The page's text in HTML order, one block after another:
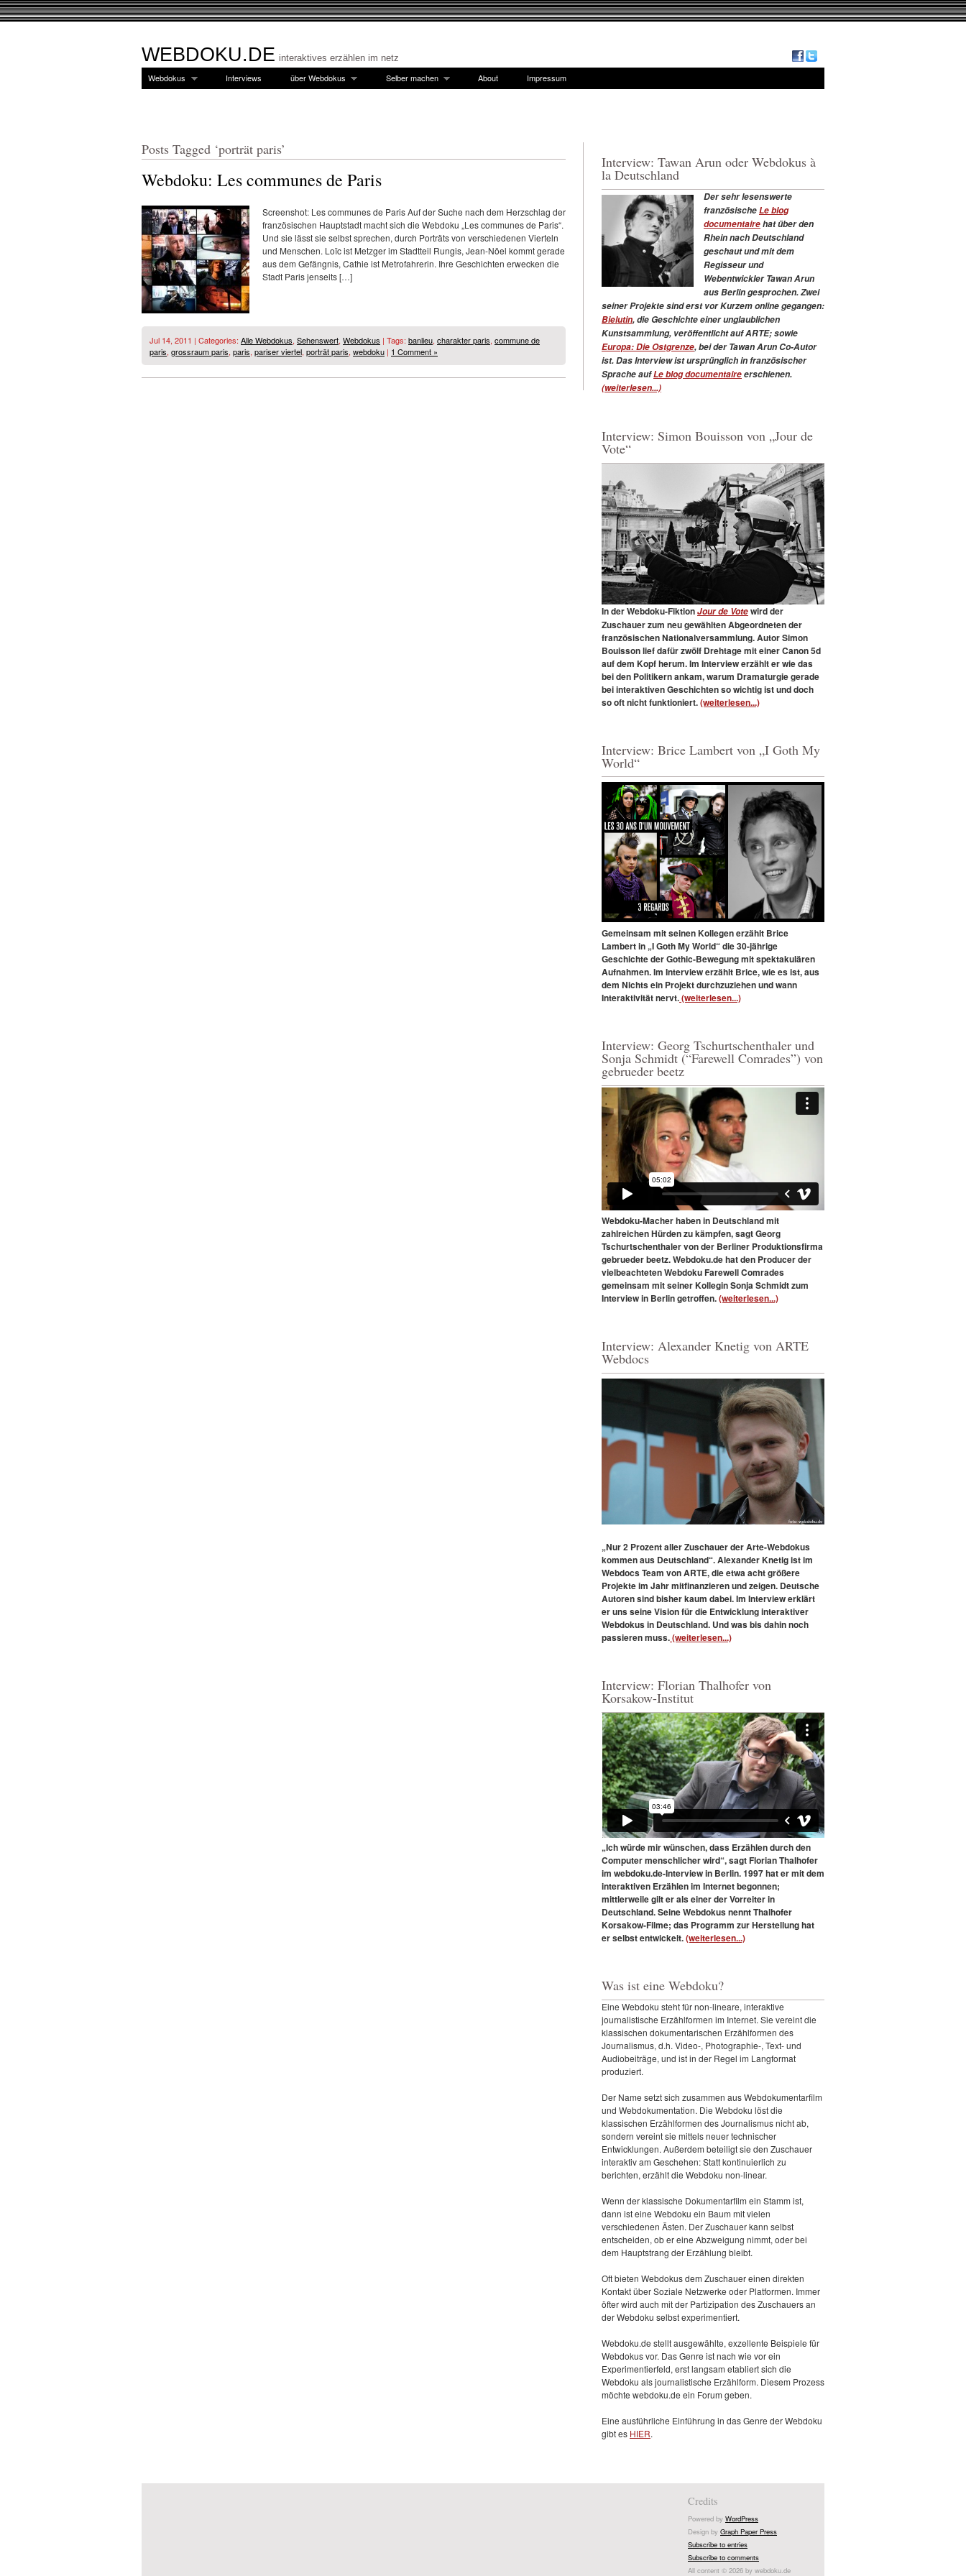
WEBDOKU.DE interaktives erzählen im netz
Webdokus Interviews über Webdokus Selber machen About Impressum
Posts Tagged ‘porträt paris’
Webdoku: Les communes de Paris
Screenshot: Les communes de Paris Auf der Suche nach dem Herzschlag der
französischen Hauptstadt macht sich die Webdoku „Les communes de Paris“.
Und sie lässt sie selbst sprechen, durch Porträts von verschiedenen Vierteln
und Menschen. Loïc ist Metzger im Stadtteil Rungis, Jean-Nöel kommt gerade
aus dem Gefängnis, Cathie ist Metrofahrerin. Ihre Geschichten erwecken die
Stadt Paris jenseits […]
Jul 14, 2011 | Categories: Alle Webdokus, Sehenswert, Webdokus | Tags: banlieu, charakter paris, commune de
paris, grossraum paris, paris, pariser viertel, porträt paris, webdoku | 1 Comment »
Interview: Tawan Arun oder Webdokus à
la Deutschland
Der sehr lesenswerte
französischeLe blog
documentairehat über den
Rhein nach Deutschland
geschaut und mit dem
Regisseur und
Webentwickler Tawan Arun
aus Berlin gesprochen. Zwei
seiner Projekte sind erst vor Kurzem online gegangen:
Bielutin, die Geschichte einer unglaublichen
Kunstsammlung, veröffentlicht auf ARTE; sowie
Europa: Die Ostgrenze, bei der Tawan Arun Co-Autor
ist.Das Interview ist ursprünglich in französischer
Sprache aufLe blog documentaireerschienen.
(weiterlesen...)
Interview: Simon Bouisson von „Jour de
Vote“
In der Webdoku-FiktionJour de Votewird der
Zuschauer zum neu gewählten Abgeordneten der
französischen Nationalversammlung. Autor Simon
Bouisson lief dafür zwölf Drehtage mit einer Canon 5d
auf dem Kopf herum. Im Interview erzählt er wie das
bei den Politikern ankam, warum Dramaturgie gerade
bei interaktiven Geschichten so wichtig ist und doch
so oft nicht funktioniert.(weiterlesen...)
Interview: Brice Lambert von „I Goth My
World“
Gemeinsam mit seinen Kollegen erzählt Brice
Lambert in „I Goth My World“ die 30-jährige
Geschichte der Gothic-Bewegung mit spektakulären
Aufnahmen. Im Interview erzählt Brice, wie es ist, aus
dem Nichts ein Projekt durchzuziehen und wann
Interaktivität nervt.(weiterlesen...)
Interview: Georg Tschurtschenthaler und
Sonja Schmidt (“Farewell Comrades”) von
gebrueder beetz
Webdoku-Macher haben in Deutschland mit
zahlreichen Hürden zu kämpfen, sagt Georg
Tschurtschenthaler von der Berliner Produktionsfirma
gebrueder beetz. Webdoku.de hat den Producer der
vielbeachteten Webdoku Farewell Comrades
gemeinsam mit seiner Kollegin Sonja Schmidt zum
Interview in Berlin getroffen.(weiterlesen...)
Interview: Alexander Knetig von ARTE
Webdocs
„Nur 2 Prozent aller Zuschauer der Arte-Webdokus
kommen aus Deutschland“.Alexander Knetig ist im
Webdocs Team von ARTE, die etwa acht größere
Projekte im Jahr mitfinanzieren und zeigen. Deutsche
Autoren sind bisher kaum dabei. Im Interview erklärt
er uns seine Vision für die Entwicklung interaktiver
Webdokus in Deutschland. Und was bis dahin noch
passieren muss.(weiterlesen...)
Interview: Florian Thalhofer von
Korsakow-Institut
„Ich würde mir wünschen, dass Erzählen durch den
Computer menschlicher wird“, sagt Florian Thalhofer
im webdoku.de-Interview in Berlin. 1997 hat er mit dem
interaktiven Erzählen im Internet begonnen;
mittlerweile gilt er als einer der Vorreiter in
Deutschland. Seine Webdokus nennt Thalhofer
Korsakow-Filme; das Programm zur Herstellung hat
er selbst entwickelt.(weiterlesen...)
Was ist eine Webdoku?
Eine Webdoku steht für non-lineare, interaktive
journalistische Erzählformen im Internet. Sie vereint die
klassischen dokumentarischen Erzählformen des
Journalismus, d.h. Video-, Photographie-, Text- und
Audiobeiträge, und ist in der Regel im Langformat
produziert.
Der Name setzt sich zusammen aus Webdokumentarfilm
und Webdokumentation. Die Webdoku löst die
klassischen Erzählformen des Journalismus nicht ab,
sondern vereint sie mittels neuer technischer
Entwicklungen. Außerdem beteiligt sie den Zuschauer
interaktiv am Geschehen: Statt kontinuierlich zu
berichten, erzählt die Webdoku non-linear.
Wenn der klassische Dokumentarfilm ein Stamm ist,
dann ist eine Webdoku ein Baum mit vielen
verschiedenen Ästen. Der Zuschauer kann selbst
entscheiden, ob er eine Abzweigung nimmt, oder bei
dem Hauptstrang der Erzählung bleibt.
Oft bieten Webdokus dem Zuschauer einen direkten
Kontakt über Soziale Netzwerke oder Platformen. Immer
öfter wird auch mit der Partizipation des Zuschauers an
der Webdoku selbst experimentiert.
Webdoku.de stellt ausgewählte, exzellente Beispiele für
Webdokus vor. Das Genre ist nach wie vor ein
Experimentierfeld, erst langsam etabliert sich die
Webdoku als journalistische Erzählform. Diesem Prozess
möchte webdoku.de ein Forum geben.
Eine ausführliche Einführung in das Genre der Webdoku
gibt es HIER.
Credits
Powered by WordPress
Design by Graph Paper Press
Subscribe to entries
Subscribe to comments
All content © 2026 by webdoku.de